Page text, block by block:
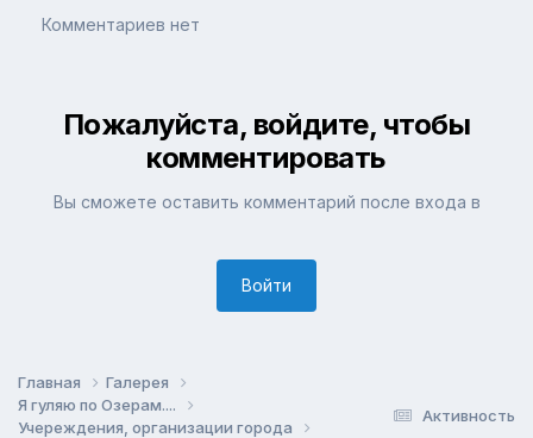
Комментариев нет
Пожалуйста, войдите, чтобы
комментировать
Вы сможете оставить комментарий после входа в
Войти
Активность
Главная
Галерея
Я гуляю по Озерам....
Учереждения, организации города